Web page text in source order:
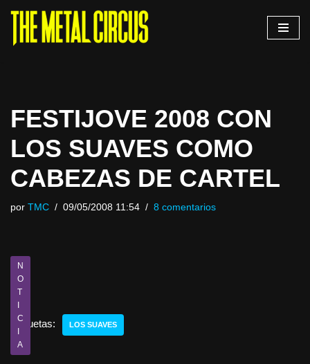
Saltar
FESTIJOVE 2008 CON
LOS SUAVES COMO
CABEZAS DE CARTEL
por TMC 09/05/2008 11:54 8 comentarios
N
O
T
I
C
I
A
Etiquetas: LOS SUAVES